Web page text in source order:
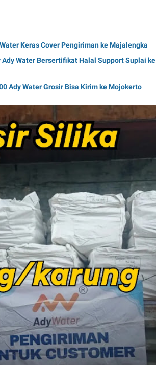
Keras Cover Pengiriman ke Majalengka
Water Bersertifikat Halal Support Suplai ke
Ady Water Grosir Bisa Kirim ke Mojokerto